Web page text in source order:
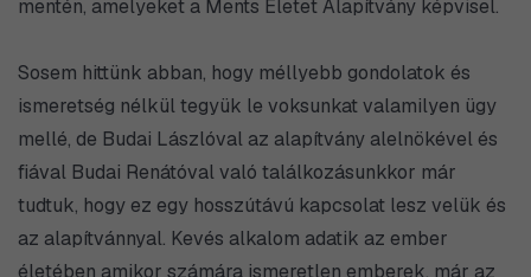
mentén, amelyeket a Ments Életet Alapítvány képvisel.
Sosem hittünk abban, hogy méllyebb gondolatok és
ismeretség nélkül tegyük le voksunkat valamilyen ügy
mellé, de Budai Lászlóval az alapítvány alelnökével és
fiával Budai Renátóval való találkozásunkkor már
tudtuk, hogy ez egy hosszútávú kapcsolat lesz velük és
az alapítvánnyal. Kevés alkalom adatik az ember
életében amikor számára ismeretlen emberek, már az